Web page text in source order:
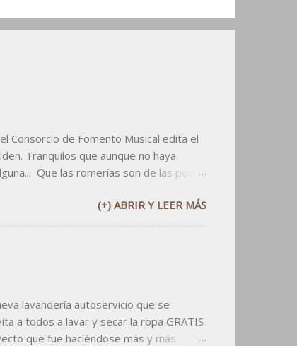
Consorcio de Fomento Musical edita el
Tranquilos que aunque no haya
Que las romerías son de las pocas
citad al dueño: el CFMZ.
(+) ABRIR Y LEER MÁS
lavandería autoservicio que se
a todos a lavar y secar la ropa GRATIS
que fue haciéndose más y más